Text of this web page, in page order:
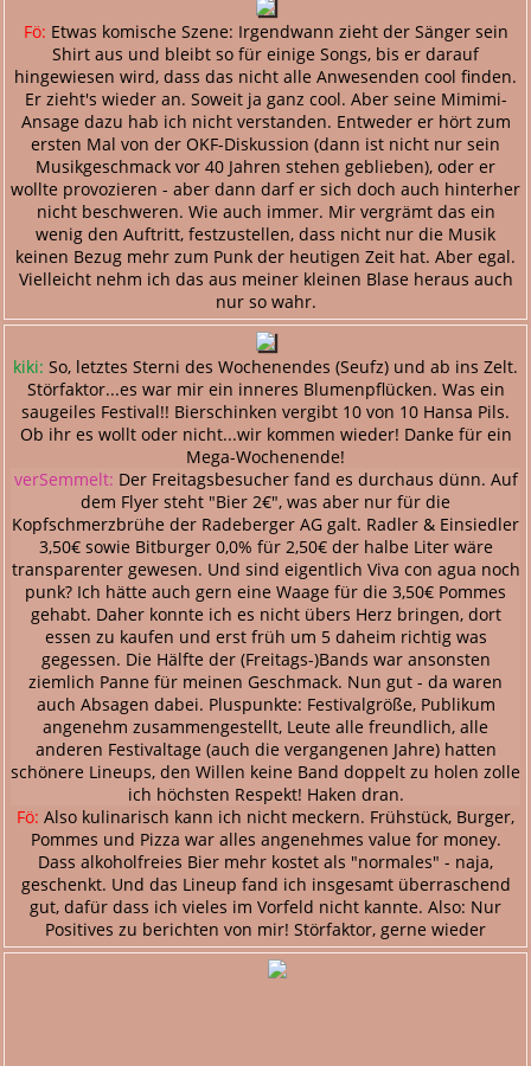
Fö: Etwas komische Szene: Irgendwann zieht der Sänger sein
Shirt aus und bleibt so für einige Songs, bis er darauf
hingewiesen wird, dass das nicht alle Anwesenden cool finden.
Er zieht's wieder an. Soweit ja ganz cool. Aber seine Mimimi-
Ansage dazu hab ich nicht verstanden. Entweder er hört zum
ersten Mal von der OKF-Diskussion (dann ist nicht nur sein
Musikgeschmack vor 40 Jahren stehen geblieben), oder er
wollte provozieren - aber dann darf er sich doch auch hinterher
nicht beschweren. Wie auch immer. Mir vergrämt das ein
wenig den Auftritt, festzustellen, dass nicht nur die Musik
keinen Bezug mehr zum Punk der heutigen Zeit hat. Aber egal.
Vielleicht nehm ich das aus meiner kleinen Blase heraus auch
nur so wahr.
kiki: So, letztes Sterni des Wochenendes (Seufz) und ab ins Zelt.
Störfaktor...es war mir ein inneres Blumenpflücken. Was ein
saugeiles Festival!! Bierschinken vergibt 10 von 10 Hansa Pils.
Ob ihr es wollt oder nicht...wir kommen wieder! Danke für ein
Mega-Wochenende!
verSemmelt: Der Freitagsbesucher fand es durchaus dünn. Auf
dem Flyer steht "Bier 2€", was aber nur für die
Kopfschmerzbrühe der Radeberger AG galt. Radler & Einsiedler
3,50€ sowie Bitburger 0,0% für 2,50€ der halbe Liter wäre
transparenter gewesen. Und sind eigentlich Viva con agua noch
punk? Ich hätte auch gern eine Waage für die 3,50€ Pommes
gehabt. Daher konnte ich es nicht übers Herz bringen, dort
essen zu kaufen und erst früh um 5 daheim richtig was
gegessen. Die Hälfte der (Freitags-)Bands war ansonsten
ziemlich Panne für meinen Geschmack. Nun gut - da waren
auch Absagen dabei. Pluspunkte: Festivalgröße, Publikum
angenehm zusammengestellt, Leute alle freundlich, alle
anderen Festivaltage (auch die vergangenen Jahre) hatten
schönere Lineups, den Willen keine Band doppelt zu holen zolle
ich höchsten Respekt! Haken dran.
Fö: Also kulinarisch kann ich nicht meckern. Frühstück, Burger,
Pommes und Pizza war alles angenehmes value for money.
Dass alkoholfreies Bier mehr kostet als "normales" - naja,
geschenkt. Und das Lineup fand ich insgesamt überraschend
gut, dafür dass ich vieles im Vorfeld nicht kannte. Also: Nur
Positives zu berichten von mir! Störfaktor, gerne wieder